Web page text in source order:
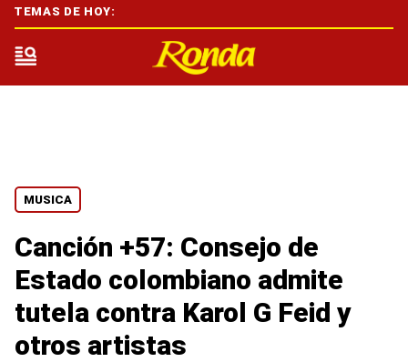
MUSICA
Canción +57: Consejo de
Estado colombiano admite
tutela contra Karol G Feid y
otros artistas
TEMAS DE HOY: